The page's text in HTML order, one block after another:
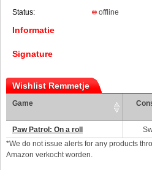
Status:
offline
Informatie
Signature
Wishlist Remmetje
Game
Paw Patrol: On a roll
*We do not issue alerts for any products
Amazon verkocht worden.